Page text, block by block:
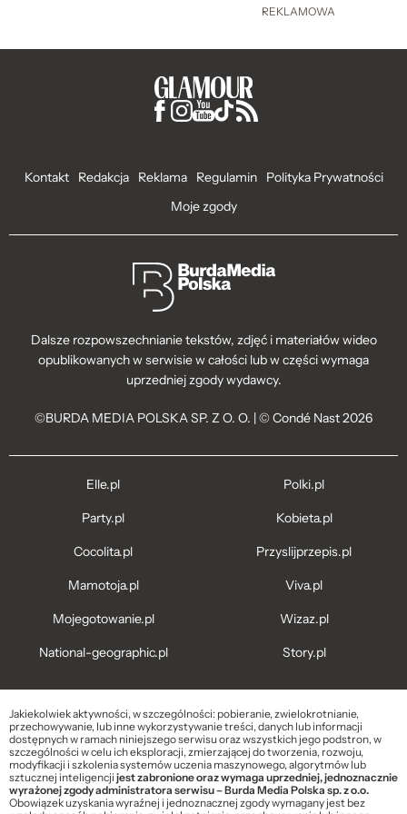
REKLAMOWA
Kontakt Redakcja Reklama Regulamin
Polityka Prywatności
Moje zgody
Dalsze rozpowszechnianie tekstów, zdjęć i materiałów wideo
opublikowanych w serwisie w całości lub w części wymaga
uprzedniej zgody wydawcy.
©BURDA MEDIA POLSKA SP. Z O. O. | © Condé Nast 2026
Elle.pl
Party.pl
Cocolita.pl
Mamotoja.pl
Mojegotowanie.pl
National-geographic.pl
Polki.pl
Kobieta.pl
Przyslijprzepis.pl
Viva.pl
Wizaz.pl
Story.pl
Jakiekolwiek aktywności, w szczególności: pobieranie, zwielokrotnianie,
przechowywanie, lub inne wykorzystywanie treści, danych lub informacji
dostępnych w ramach niniejszego serwisu oraz wszystkich jego podstron, w
szczególności w celu ich eksploracji, zmierzającej do tworzenia, rozwoju,
modyfikacji i szkolenia systemów uczenia maszynowego, algorytmów lub
sztucznej inteligencjijest zabronione oraz wymaga uprzedniej, jednoznacznie
wyrażonej zgody administratora serwisu – Burda Media Polska sp. z o.o.
Obowiązek uzyskania wyraźnej i jednoznacznej zgody wymagany jest bez